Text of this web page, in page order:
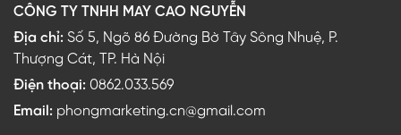
CÔNG TY TNHH MAY CAO NGUYỄN
Địa chỉ: Số 5, Ngõ 86 Đường Bờ Tây Sông Nhuệ, P.
Thượng Cát, TP. Hà Nội
Điện thoại: 0862.033.569
Email: phongmarketing.cn@gmail.com